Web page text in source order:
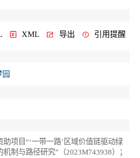
XML 导出 引用提醒
园
项目“‘一带一路’区域价值链驱动绿
制与路径研究”（2023M743938）；